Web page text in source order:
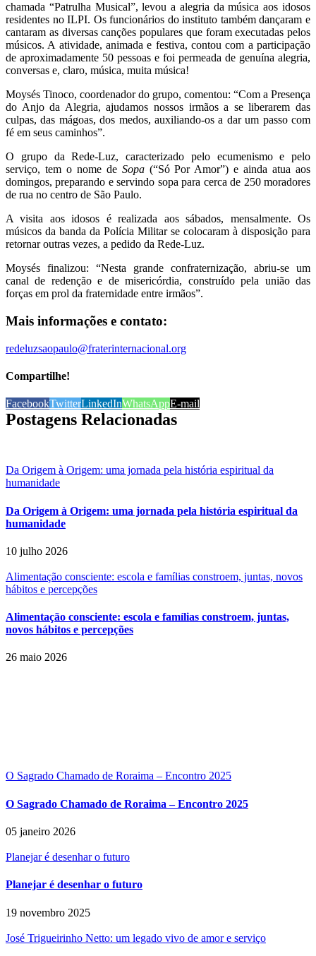
chamada “Patrulha Musical”, levou a alegria da música aos idosos
residentes no ILPI. Os funcionários do instituto também dançaram e
cantaram as diversas canções populares que foram executadas pelos
músicos. A atividade, animada e festiva, contou com a participação
de aproximadamente 50 pessoas e foi permeada de genuína alegria,
conversas e, claro, música, muita música!
Moysés Tinoco, coordenador do grupo, comentou: “Com a Presença
do Anjo da Alegria, ajudamos nossos irmãos a se liberarem das
culpas, das mágoas, dos medos, auxiliando-os a dar um passo com
fé em seus caminhos”.
O grupo da Rede-Luz, caracterizado pelo ecumenismo e pelo
serviço, tem o nome de Sopa(“Só Por Amor”) e ainda atua aos
domingos, preparando e servindo sopa para cerca de 250 moradores
de rua no centro de São Paulo.
A visita aos idosos é realizada aos sábados, mensalmente. Os
músicos da banda da Polícia Militar se colocaram à disposição para
retornar outras vezes, a pedido da Rede-Luz.
Moysés finalizou: “Nesta grande confraternização, abriu-se um
canal de redenção e de misericórdia, construído pela união das
forças em prol da fraternidade entre irmãos”.
Mais informações e contato:
redeluzsaopaulo@fraterinternacional.org
Compartilhe!
FacebookTwitterLinkedInWhatsAppE-mail
Postagens Relacionadas
Da Origem à Origem: uma jornada pela história espiritual da
humanidade
Da Origem à Origem: uma jornada pela história espiritual da
humanidade
10 julho 2026
Alimentação consciente: escola e famílias constroem, juntas, novos
hábitos e percepções
Alimentação consciente: escola e famílias constroem, juntas,
novos hábitos e percepções
26 maio 2026
O Sagrado Chamado de Roraima – Encontro 2025
O Sagrado Chamado de Roraima – Encontro 2025
05 janeiro 2026
Planejar é desenhar o futuro
Planejar é desenhar o futuro
19 novembro 2025
José Trigueirinho Netto: um legado vivo de amor e serviço